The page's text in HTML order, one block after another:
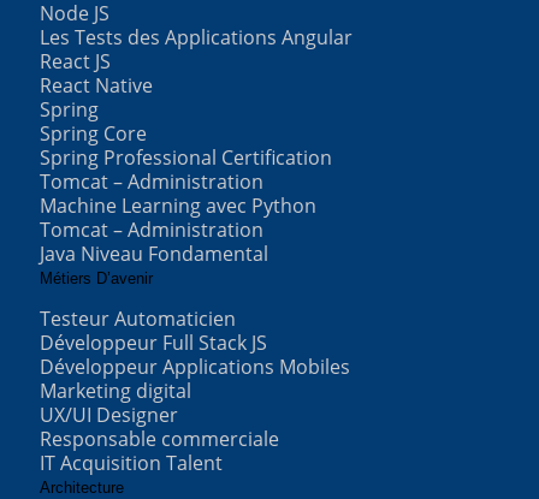
Node JS
Les Tests des Applications Angular
React JS
React Native
Spring
Spring Core
Spring Professional Certification
Tomcat – Administration
Machine Learning avec Python
Tomcat – Administration
Java Niveau Fondamental
Métiers D’avenir
Testeur Automaticien
Développeur Full Stack JS
Développeur Applications Mobiles
Marketing digital
UX/UI Designer
Responsable commerciale
IT Acquisition Talent
Architecture